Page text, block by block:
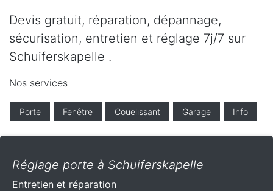
Devis gratuit, réparation, dépannage,
sécurisation, entretien et réglage 7j/7 sur
Schuiferskapelle .
Nos services
Porte Fenêtre Couelissant Garage Info
Réglage porte à Schuiferskapelle
Entretien et réparation